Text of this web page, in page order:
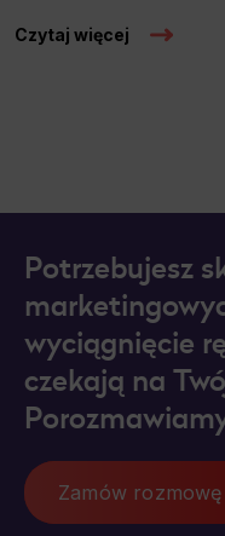
Czytaj więcej
Potrzebujesz
wyciągnięcie
czekają na
Zamów rozmowę